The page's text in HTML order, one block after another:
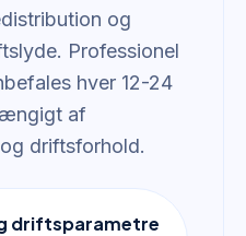
og
Professionel
hver 12-24
af
driftsforhold.
driftsparametre